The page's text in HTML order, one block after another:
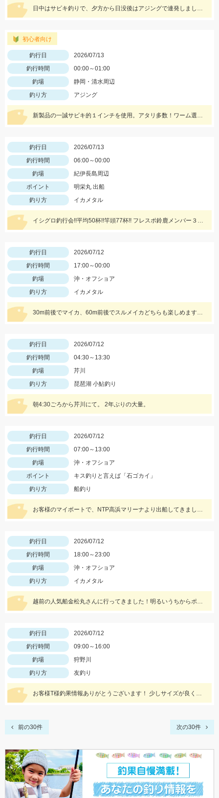
日中はサビキ釣りで、夕方から日没後はアジングで連発しました！エギングでケンサキイカもキャッチ！
初心者向け
釣行日
2026/07/13
釣行時間
00:00～01:00
釣場
静岡・清水周辺
釣り方
アジング
新製品の一誠サビキ的１インチを使用。アタリ多数！ワーム選びに迷ったらまず買ってほしい１品です！
釣行日
2026/07/13
釣行時間
06:00～00:00
釣場
紀伊長島周辺
ポイント
明栄丸 出船
釣り方
イカメタル
イシグロ釣行会!!平均50杯!!竿頭77杯!! フレスポ鈴鹿メンバー３名釣行! シルエット小さめに好反応! HITカラーはイエロー・ピンク・オレンジ・ホワイト 幅広くカラーは用意!!
釣行日
2026/07/12
釣行時間
17:00～00:00
釣場
沖・オフショア
釣り方
イカメタル
30m前後でマイカ、60m前後でスルメイカどちらも楽しめます。 最近は安定してよく釣れているので、イカメタル初心者にもオススメです。
釣行日
2026/07/12
釣行時間
04:30～13:30
釣場
芹川
釣り方
琵琶湖 小鮎釣り
朝4:30ごろから芹川にて。 2年ぶりの大量。
釣行日
2026/07/12
釣行時間
07:00～13:00
釣場
沖・オフショア
ポイント
キス釣りと言えば「石ゴカイ」
釣り方
船釣り
お客様のマイボートで、NTP高浜マリーナより出船してきました。 石ゴカイをエサに船キス仕掛けを使用して楽しんできました！
釣行日
2026/07/12
釣行時間
18:00～23:00
釣場
沖・オフショア
釣り方
イカメタル
越前の人気船金松丸さんに行ってきました！明るいうちからポツポツと釣れ始め、ラストまで釣れ続きました。明るいうちはボトム狙いで２５号前後、暗くなってライト点灯してからは中層で１５号をメインに使用しました。ケイムラ系のカラーが反応よかった印象です。小型メインのテクニカルなイカメタルが楽しめます！
釣行日
2026/07/12
釣行時間
09:00～16:00
釣場
狩野川
釣り方
友釣り
お客様T様釣果情報ありがとうございます！ 少しサイズが良くなってきました。 皆がやりそうなポイントは掛からなくて、手前の浅いところが良く掛かったそうです。
前の30件 次の30件